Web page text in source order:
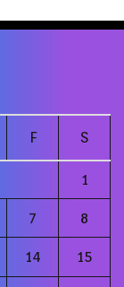
F S
1
7 8
14 15